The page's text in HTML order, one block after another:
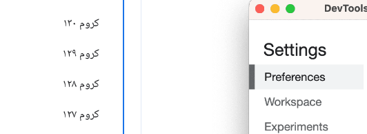
کروم ۱۳۰
کروم ۱۲۹
کروم ۱۲۸
کروم ۱۲۷